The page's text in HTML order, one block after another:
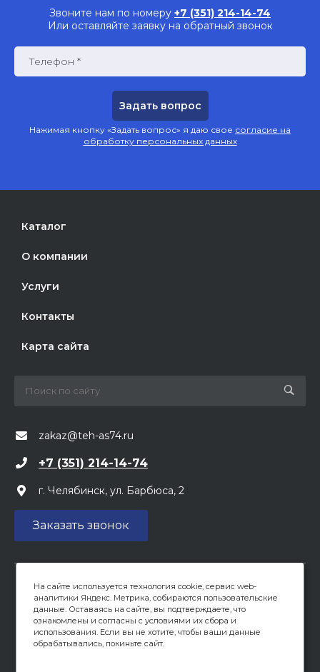
Звоните нам по номеру +7 (351) 214-14-74
Или оставляйте заявку на обратный звонок
Телефон *
Нажимая кнопку «Задать вопрос» я даю свое согласие на
обработку персональных данных
Каталог
О компании
Услуги
Контакты
Карта сайта
zakaz@teh-as74.ru
+7 (351) 214-14-74
г. Челябинск, ул. Барбюса, 2
Заказать звонок
Вся предоставленная на сайте информация, касающаяся
цен, носит информационный характер и не является
публичной офертой, определяемой положениями ст 437
(2) ГК РФ. Опубликованная на данном сайте информация
может быть изменена в любое время без
На сайте используется технология cookie, сервис web-
аналитики Яндекс. Метрика, собираются пользовательские
данные. Оставаясь на сайте, вы подтверждаете, что
ознакомлены и согласны с условиями их сбора и
использования. Если вы не хотите, чтобы ваши данные
обрабатывались, покиньте сайт.